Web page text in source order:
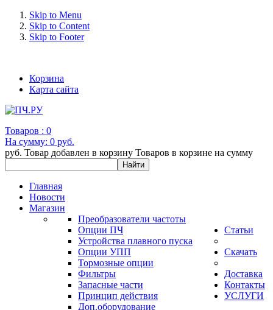
Skip to Menu
Skip to Content
Skip to Footer
Корзина
Карта сайта
Товаров : 0
На сумму: 0 руб.
руб. Товар добавлен в корзину Товаров в корзине на сумму
Главная
Новости
Магазин
Преобразователи частоты
Опции ПЧ
Устройства плавного пуска
Опции УПП
Тормозные опции
Фильтры
Запасные части
Статьи
Принцип действия
Доп.оборудование
Скачать
Доставка
Контакты
УСЛУГИ